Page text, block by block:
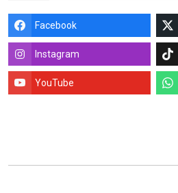
Facebook
Instagram
YouTube